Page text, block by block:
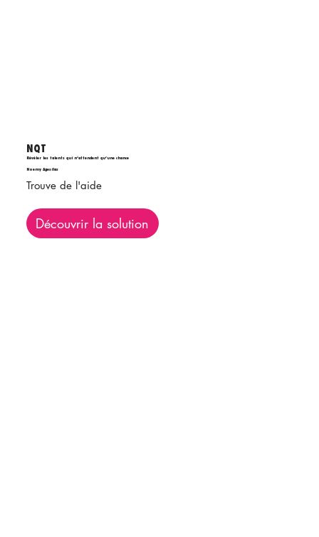
NQT
Révéler les talents qui n’attendent qu’une chance
Noemy Agesilas
Trouve de l'aide
Découvrir la solution